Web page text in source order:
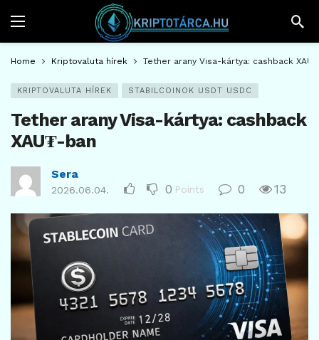
Home Kriptovaluta hírek Tether arany Visa-kártya: cashback
KRIPTOVALUTA HÍREK STABILCOINOK USDT USDC
Tether arany Visa-kártya: cashback
XAU₮-ban
Sera
2026.06.04. 0 Points 0 13